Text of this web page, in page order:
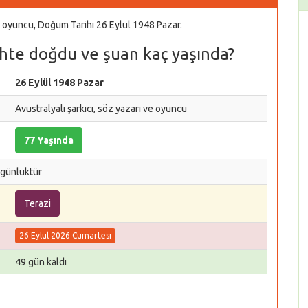
Doğum Tarihi 26 Eylül 1948 Pazar.
doğdu ve şuan kaç yaşında?
26 Eylül 1948 Pazar
Avustralyalı şarkıcı, söz yazarı ve oyuncu
77 Yaşında
günlüktür
Terazi
26 Eylül 2026 Cumartesi
49 gün kaldı